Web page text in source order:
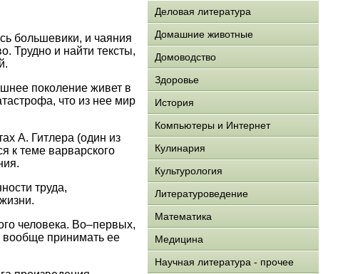
большевики, и чаяния
Трудно и найти тексты,
поколение живет в
что из нее мир
А. Гитлера (один из
к теме варварского
труда,
человека. Во–первых,
вообще принимать ее
Деловая литература
Домашние животные
Домоводство
Здоровье
История
Компьютеры и Интернет
Кулинария
Культурология
Литературоведение
Математика
Медицина
Научная литература - прочее